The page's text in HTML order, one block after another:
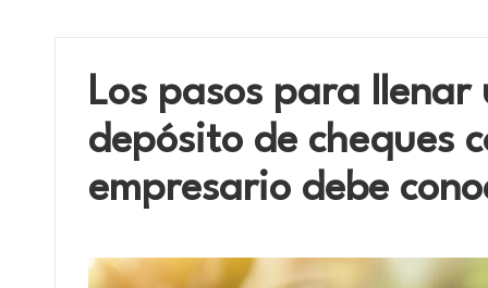
t
e
n
c
Los pasos para
depósito de cheques
empresario debe